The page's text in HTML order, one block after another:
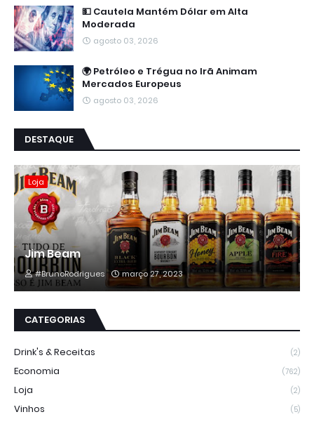
💵 Cautela Mantém Dólar em Alta
Moderada
agosto 03, 2026
🌍 Petróleo e Trégua no Irã Animam
Mercados Europeus
agosto 03, 2026
DESTAQUE
Loja
Jim Beam
#BrunoRodrigues março 27, 2023
CATEGORIAS
Drink's & Receitas (2)
Economia (762)
Loja (2)
Vinhos (5)